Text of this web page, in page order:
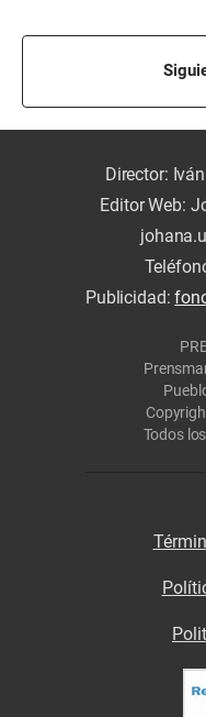
Director:
Editor Web:
Publicidad:
Todos